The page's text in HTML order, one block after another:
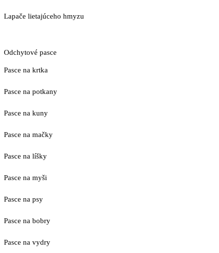
Lapače lietajúceho hmyzu
Odchytové pasce
Pasce na krtka
Pasce na potkany
Pasce na kuny
Pasce na mačky
Pasce na líšky
Pasce na myši
Pasce na psy
Pasce na bobry
Pasce na vydry